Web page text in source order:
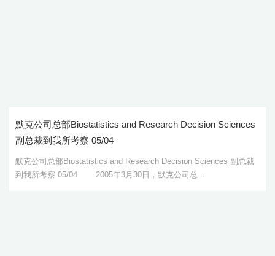
默克公司总部Biostatistics and Research Decision Sciences
副总裁到我所考察 05/04
默克公司总部Biostatistics and Research Decision Sciences 副总裁
到我所考察 05/04 2005年3月30日，默克公司总...